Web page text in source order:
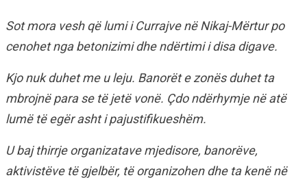
Sot mora vesh që lumi i Currajve në Nikaj-Mërtur po
cenohet nga betonizimi dhe ndërtimi i disa digave.
Kjo nuk duhet me u leju. Banorët e zonës duhet ta
mbrojnë para se të jetë vonë. Çdo ndërhymje në atë
lumë të egër asht i pajustifikueshëm.
U baj thirrje organizatave mjedisore, banorëve,
aktivistëve të gjelbër, të organizohen dhe ta kenë në